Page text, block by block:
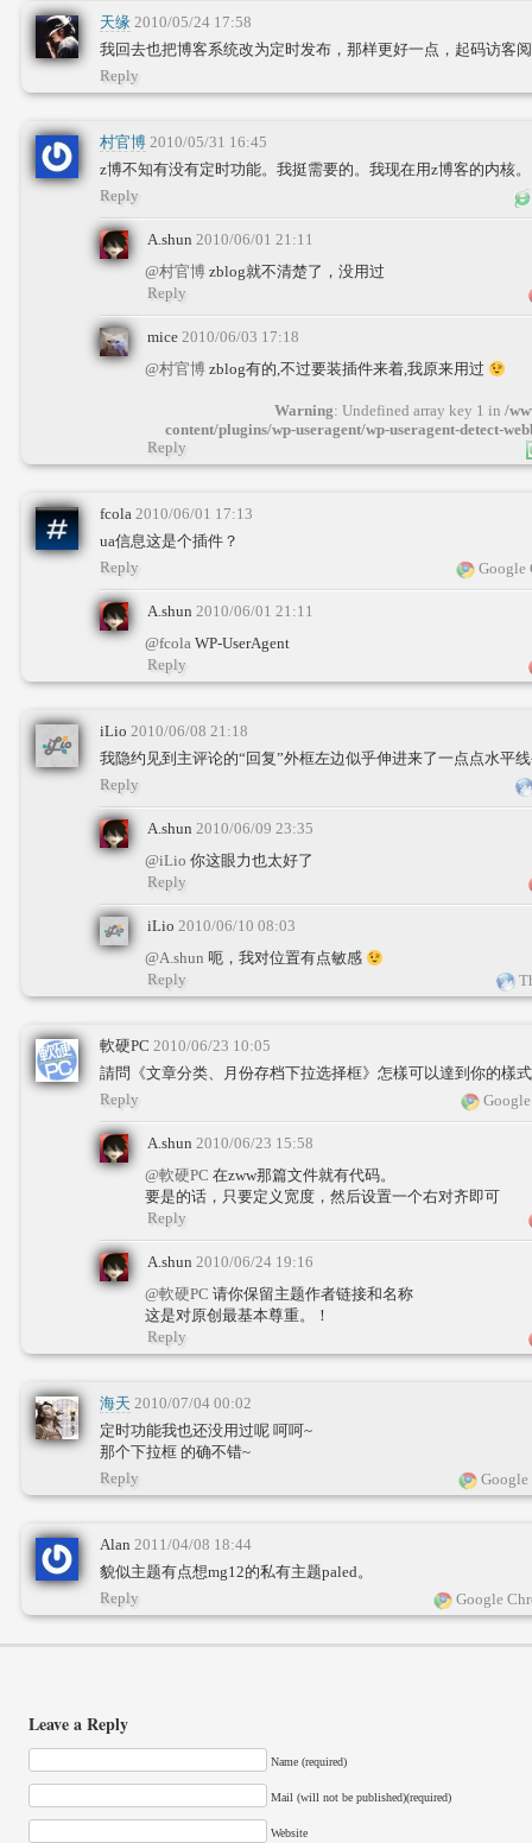
天缘 2010/05/24 17:58
我回去也把博客系统改为定时发布，那样更好一点，起码访客
Reply
村官博 2010/05/31 16:45
z博不知有没有定时功能。我挺需要的。我现在用z博客的内核。
Reply
A.shun 2010/06/01 21:11
@村官博 zblog就不清楚了，没用过
Reply
mice 2010/06/03 17:18
@村官博 zblog有的,不过要装插件来着,我原来用过
Warning: Undefined array key 1 in /
content/plugins/wp-useragent/wp-useragent-detect-
Reply
fcola 2010/06/01 17:13
ua信息这是个插件？
Google
Reply
A.shun 2010/06/01 21:11
@fcola WP-UserAgent
Reply
iLio 2010/06/08 21:18
我隐约见到主评论的“回复”外框左边似乎伸进来了一点点水平
Reply
A.shun 2010/06/09 23:35
@iLio 你这眼力也太好了
Reply
iLio 2010/06/10 08:03
@A.shun 呃，我对位置有点敏感
Reply
軟硬PC 2010/06/23 10:05
請問《文章分类、月份存档下拉选择框》怎樣可以達到你的樣
Reply
A.shun 2010/06/23 15:58
@軟硬PC 在zww那篇文件就有代码。
要是的话，只要定义宽度，然后设置一个右对齐即可
Reply
A.shun 2010/06/24 19:16
@軟硬PC 请你保留主题作者链接和名称
这是对原创最基本尊重。！
Reply
海天 2010/07/04 00:02
定时功能我也还没用过呢 呵呵~
那个下拉框 的确不错~
Reply
Alan 2011/04/08 18:44
貌似主题有点想mg12的私有主题paled。
Google
Reply
Leave a Reply
Name (required)
Mail (will not be published)(required)
Website